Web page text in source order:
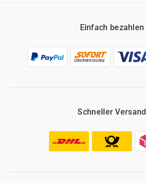
Einfach bezahlen
Schneller Versand